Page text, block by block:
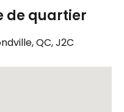
de quartier
QC, J2C